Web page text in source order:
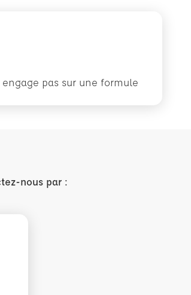
pas sur une formule
nous par :